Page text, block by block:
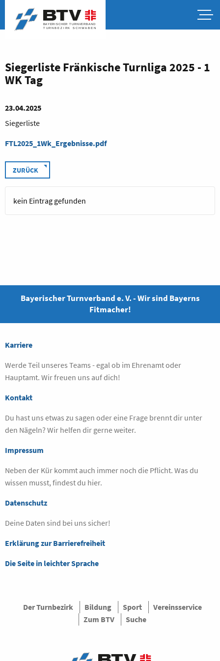
Siegerliste Fränkische Turnliga 2025 - 1
WK Tag
23.04.2025
Siegerliste
FTL2025_1Wk_Ergebnisse.pdf
ZURÜCK
kein Eintrag gefunden
Bayerischer Turnverband e. V. - Wir sind Bayerns
Fitmacher!
Karriere
Werde Teil unseres Teams - egal ob im Ehrenamt oder
Hauptamt. Wir freuen uns auf dich!
Kontakt
Du hast uns etwas zu sagen oder eine Frage brennt dir unter
den Nägeln? Wir helfen dir gerne weiter.
Impressum
Neben der Kür kommt auch immer noch die Pflicht. Was du
wissen musst, findest du hier.
Datenschutz
Deine Daten sind bei uns sicher!
Erklärung zur Barrierefreiheit
Die Seite in leichter Sprache
Der Turnbezirk Bildung Sport
Vereinsservice
Zum BTV
Suche